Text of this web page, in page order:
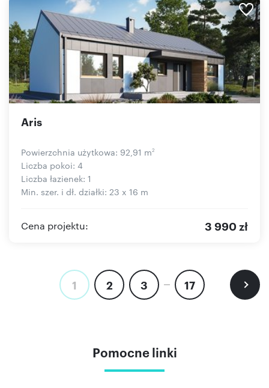
Aris
Powierzchnia użytkowa: 92,91 m2
Liczba pokoi: 4
Liczba łazienek: 1
Min. szer. i dł. działki: 23 x 16 m
Cena projektu: 3 990 zł
1 2 3 17
Pomocne linki